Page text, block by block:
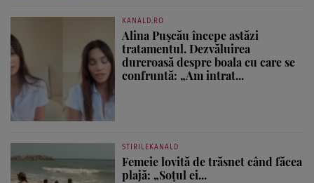
KANALD.RO
Alina Pușcău începe astăzi
tratamentul. Dezvăluirea
dureroasă despre boala cu care se
confruntă: „Am intrat...
STIRILEKANALD
Femeie lovită de trăsnet când făcea
plajă: „Soțul ei...